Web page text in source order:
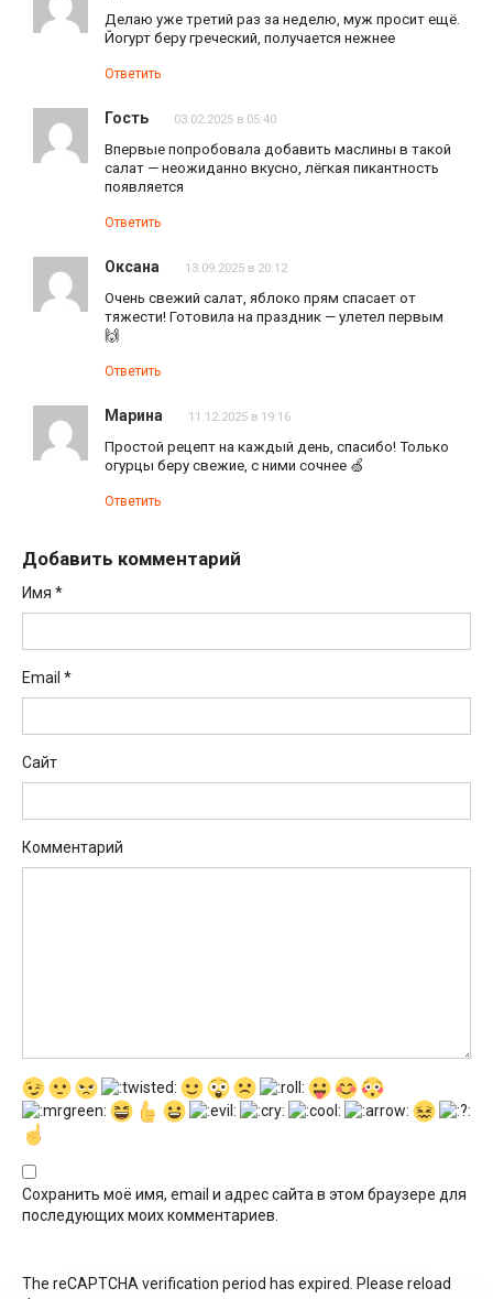
Делаю уже третий раз за неделю, муж просит ещё.
Йогурт беру греческий, получается нежнее
Ответить
Гость 03.02.2025 в 05:40
Впервые попробовала добавить маслины в такой
салат — неожиданно вкусно, лёгкая пикантность
появляется
Ответить
Оксана 13.09.2025 в 20:12
Очень свежий салат, яблоко прям спасает от
тяжести! Готовила на праздник — улетел первым
🙌
Ответить
Марина 11.12.2025 в 19:16
Простой рецепт на каждый день, спасибо! Только
огурцы беру свежие, с ними сочнее 🍏
Ответить
Добавить комментарий
Имя *
Email *
Сайт
Комментарий
Сохранить моё имя, email и адрес сайта в этом браузере для
последующих моих комментариев.
The reCAPTCHA verification period has expired. Please reload